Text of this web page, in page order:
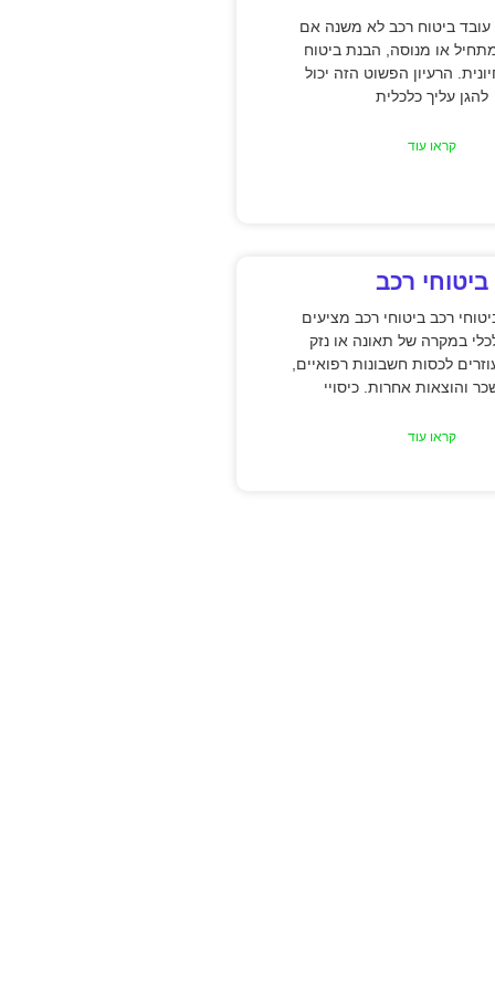
עובד ביטוח רכב לא משנה אם
או מנוסה, הבנת ביטוח
הרעיון הפשוט הזה יכול
להגן עליך כלכלית
קראו עוד
ביטוחי רכב
רכב ביטוחי רכב מציעים
במקרה של תאונה או נזק
לכסות חשבונות רפואיים,
והוצאות אחרות. כיסויי
קראו עוד